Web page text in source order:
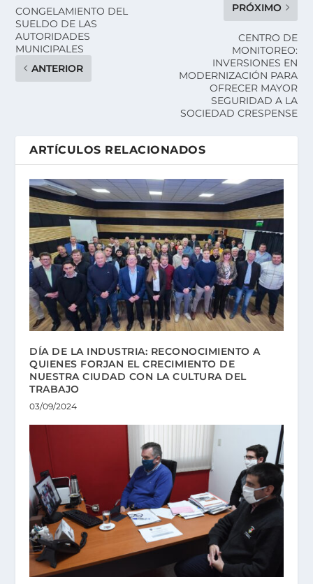
CONGELAMIENTO DEL
SUELDO DE LAS
AUTORIDADES
MUNICIPALES
ANTERIOR
PRÓXIMO
CENTRO DE
MONITOREO:
INVERSIONES EN
MODERNIZACIÓN PARA
OFRECER MAYOR
SEGURIDAD A LA
SOCIEDAD CRESPENSE
ARTÍCULOS RELACIONADOS
DÍA DE LA INDUSTRIA: RECONOCIMIENTO A
QUIENES FORJAN EL CRECIMIENTO DE
NUESTRA CIUDAD CON LA CULTURA DEL
TRABAJO
03/09/2024